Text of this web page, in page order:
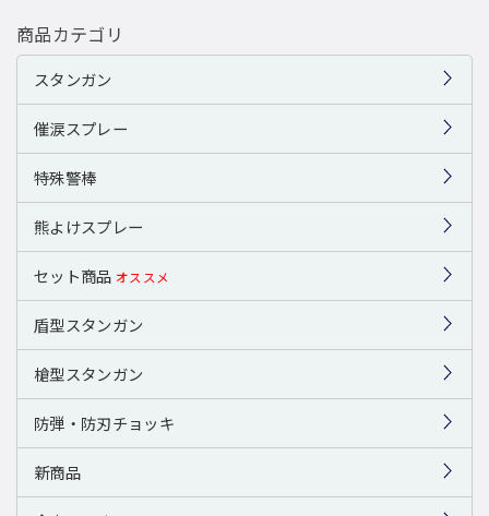
商品カテゴリ
スタンガン
催涙スプレー
特殊警棒
熊よけスプレー
セット商品 オススメ
盾型スタンガン
槍型スタンガン
防弾・防刃チョッキ
新商品